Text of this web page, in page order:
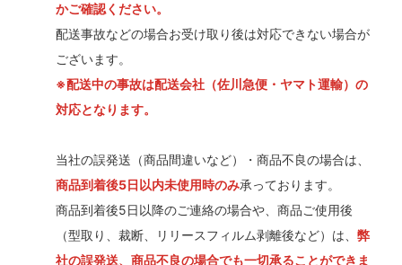
かご確認ください。
配送事故などの場合お受け取り後は対応できない場合が
ございます。
※配送中の事故は配送会社（佐川急便・ヤマト運輸）の
対応となります。
当社の誤発送（商品間違いなど）・商品不良の場合は、
商品到着後5日以内未使用時のみ承っております。
商品到着後5日以降のご連絡の場合や、商品ご使用後
（型取り、裁断、リリースフィルム剥離後など）は、 弊
社の誤発送、商品不良の場合でも一切承ることができま